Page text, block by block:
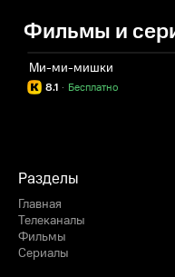
Фильмы и
Ми-ми-мишки
8.1 Бесплатно
·
Разделы
Главная
Телеканалы
Фильмы
Сериалы